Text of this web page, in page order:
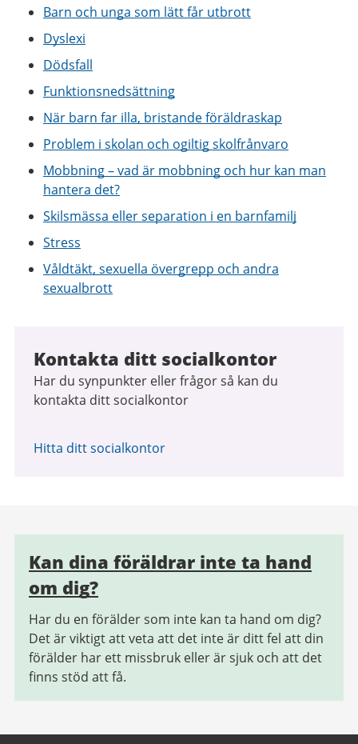
Barn och unga som lätt får utbrott
Dyslexi
Dödsfall
Funktionsnedsättning
När barn far illa, bristande föräldraskap
Problem i skolan och ogiltig skolfrånvaro
Mobbning – vad är mobbning och hur kan man
hantera det?
Skilsmässa eller separation i en barnfamilj
Stress
Våldtäkt, sexuella övergrepp och andra
sexualbrott
Kontakta ditt socialkontor
Har du synpunkter eller frågor så kan du
kontakta ditt socialkontor
Hitta ditt socialkontor
Relaterad
information
Kan dina föräldrar inte ta hand
om dig?
Har du en förälder som inte kan ta hand om dig?
Det är viktigt att veta att det inte är ditt fel att din
förälder har ett missbruk eller är sjuk och att det
finns stöd att få.